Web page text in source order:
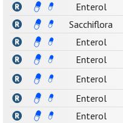
Enterol
Sacchiflora
Enterol
Enterol
Enterol
Enterol
Enterol